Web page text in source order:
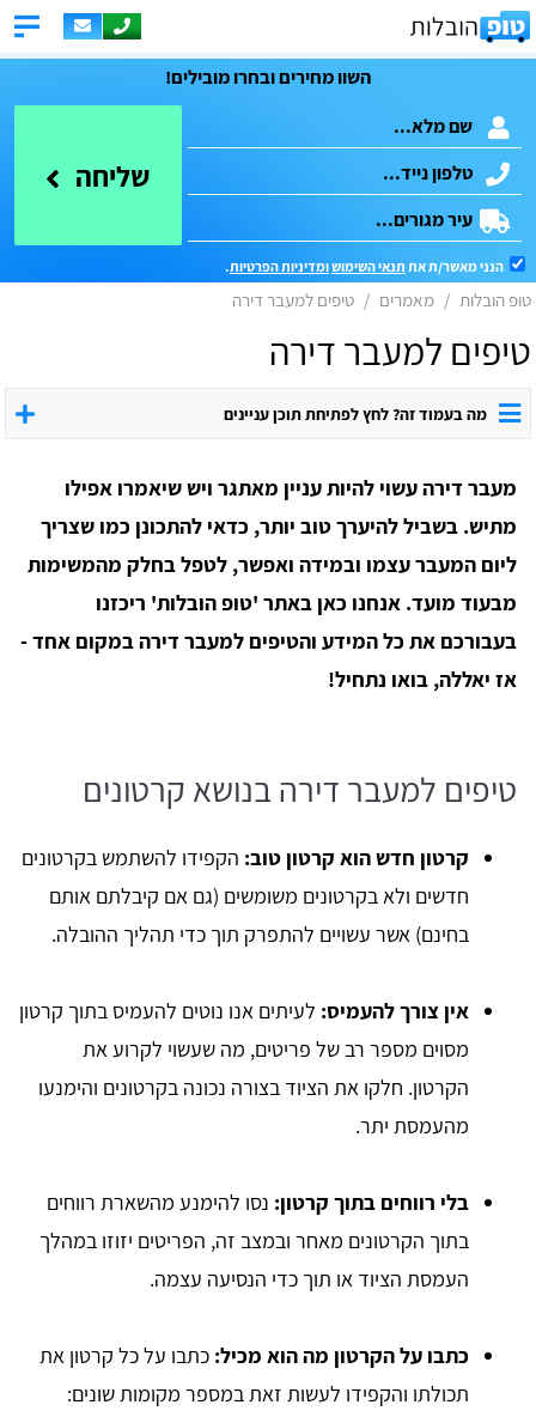
השוו מחירים ובחרו מובילים!
שליחה
הנני מאשר/ת את תנאי השימושומדיניות הפרטיות.
טופ הובלות מאמרים טיפים למעבר דירה
טיפים למעבר דירה
מה בעמוד זה? לחץ לפתיחת תוכן עניינים
מעבר דירה עשוי להיות עניין מאתגר ויש שיאמרו אפילו
מתיש. בשביל להיערך טוב יותר, כדאי להתכונן כמו שצריך
ליום המעבר עצמו ובמידה ואפשר, לטפל בחלק מהמשימות
מבעוד מועד. אנחנו כאן באתר 'טופ הובלות' ריכזנו
בעבורכם את כל המידע והטיפים למעבר דירה במקום אחד -
אז יאללה, בואו נתחיל!
טיפים למעבר דירה בנושא קרטונים
קרטון חדש הוא קרטון טוב: הקפידו להשתמש בקרטונים
חדשים ולא בקרטונים משומשים (גם אם קיבלתם אותם
בחינם) אשר עשויים להתפרק תוך כדי תהליך ההובלה.
אין צורך להעמיס: לעיתים אנו נוטים להעמיס בתוך קרטון
מסוים מספר רב של פריטים, מה שעשוי לקרוע את
הקרטון. חלקו את הציוד בצורה נכונה בקרטונים והימנעו
מהעמסת יתר.
בלי רווחים בתוך קרטון: נסו להימנע מהשארת רווחים
בתוך הקרטונים מאחר ובמצב זה, הפריטים יזוזו במהלך
העמסת הציוד או תוך כדי הנסיעה עצמה.
כתבו על הקרטון מה הוא מכיל: כתבו על כל קרטון את
תכולתו והקפידו לעשות זאת במספר מקומות שונים: